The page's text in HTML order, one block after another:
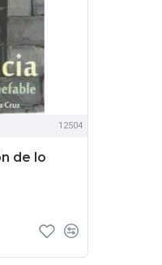
12504
de lo